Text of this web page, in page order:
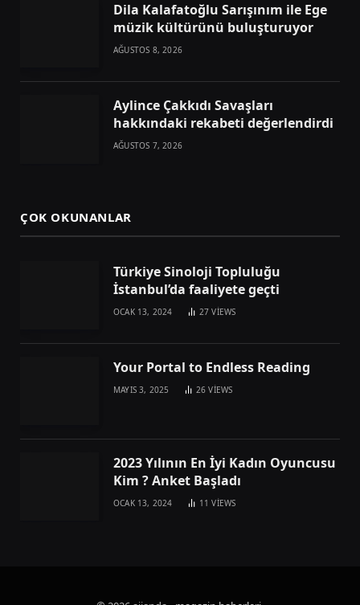
Dila Kalafatoğlu Sarışınım ile Ege
müzik kültürünü buluşturuyor
AĞUSTOS 8, 2026
Aylince Çakkıdı Savaşları
hakkındaki rekabeti değerlendirdi
AĞUSTOS 7, 2026
ÇOK OKUNANLAR
Türkiye Sinoloji Topluluğu
İstanbul’da faaliyete geçti
OCAK 13, 2024 27VIEWS
Your Portal to Endless Reading
MAYIS 3, 2025 26VIEWS
2023 Yılının En İyi Kadın Oyuncusu
Kim ? Anket Başladı
OCAK 13, 2024 11VIEWS